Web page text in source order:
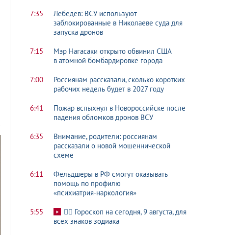
7:35
Лебедев: ВСУ используют
заблокированные в Николаеве суда для
запуска дронов
7:15
Мэр Нагасаки открыто обвинил США
в атомной бомбардировке города
7:00
Россиянам рассказали, сколько коротких
рабочих недель будет в 2027 году
6:41
Пожар вспыхнул в Новороссийске после
падения обломков дронов ВСУ
6:35
Внимание, родители: россиянам
рассказали о новой мошеннической
схеме
6:11
Фельдшеры в РФ смогут оказывать
помощь по профилю
«психиатрия-наркология»
5:55
🧙‍♀ Гороскоп на сегодня, 9 августа, для
всех знаков зодиака